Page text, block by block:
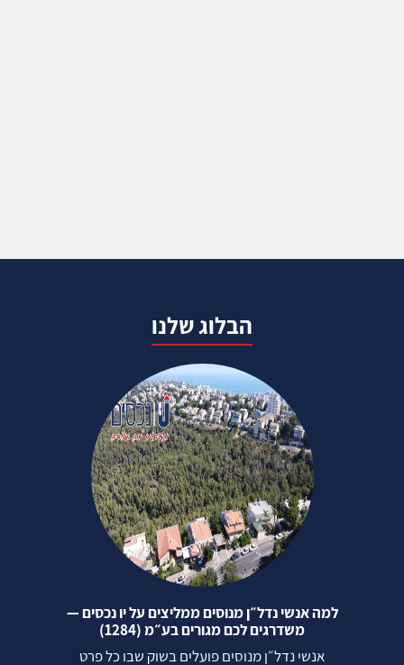
הבלוג שלנו
למה אנשי נדל״ן מנוסים ממליצים על יו נכסים —
משדרגים לכם מגורים בע״מ (1284)
אנשי נדל״ן מנוסים פועלים בשוק שבו כל פרט